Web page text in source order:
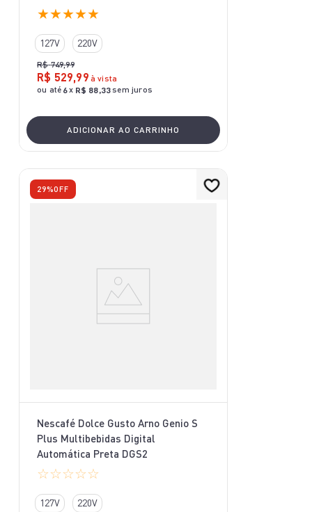
★★★★★
127V 220V
R$ 749,99
R$ 529,99 à vista
ou até 6x R$ 88,33sem juros
ADICIONAR AO CARRINHO
29%OFF
Nescafé Dolce Gusto Arno Genio S
Plus Multibebidas Digital
Automática Preta DGS2
☆☆☆☆☆
127V 220V